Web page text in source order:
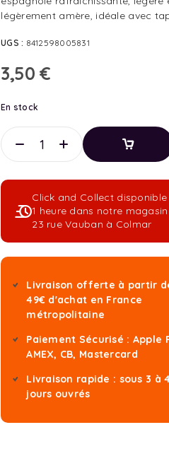
légèrement amère, idéale avec
UGS : 8412598005831
3,50 €
En stock
Panier
Ajouter
Au
Panier
Click and Collect disponible
1 heure dans notre
23 rue Vauban à Colmar
Livraison offerte à partir
49€ d'achat en France
métropolitaine
Paiement Sécurisé : Apple
AMEX, CB, Mastercard
Livraison rapide : sous 3 à
jours ouvrés